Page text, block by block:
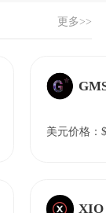
更多>>
美元价格：
XIO